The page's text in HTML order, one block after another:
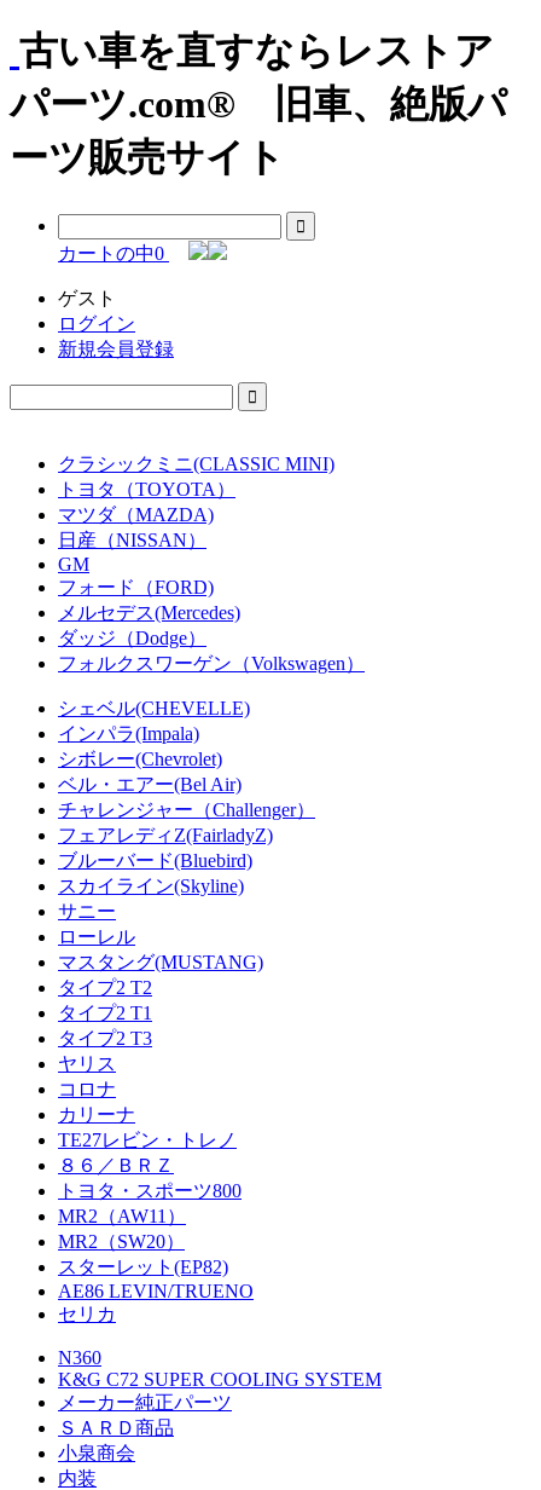
古い車を直すならレストア
パーツ.com® 旧車、絶版パ
ーツ販売サイト
カートの中0
ゲスト
ログイン
新規会員登録
クラシックミニ(CLASSIC MINI)
トヨタ（TOYOTA）
マツダ（MAZDA)
日産（NISSAN）
GM
フォード（FORD)
メルセデス(Mercedes)
ダッジ（Dodge）
フォルクスワーゲン（Volkswagen）
シェベル(CHEVELLE)
インパラ(Impala)
シボレー(Chevrolet)
ベル・エアー(Bel Air)
チャレンジャー（Challenger）
フェアレディZ(FairladyZ)
ブルーバード(Bluebird)
スカイライン(Skyline)
サニー
ローレル
マスタング(MUSTANG)
タイプ2 T2
タイプ2 T1
タイプ2 T3
ヤリス
コロナ
カリーナ
TE27レビン・トレノ
８６／ＢＲＺ
トヨタ・スポーツ800
MR2（AW11）
MR2（SW20）
スターレット(EP82)
AE86 LEVIN/TRUENO
セリカ
N360
K&G C72 SUPER COOLING SYSTEM
メーカー純正パーツ
ＳＡＲＤ商品
小泉商会
内装